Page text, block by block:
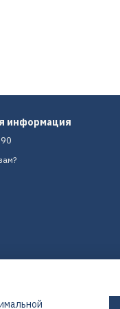
информация